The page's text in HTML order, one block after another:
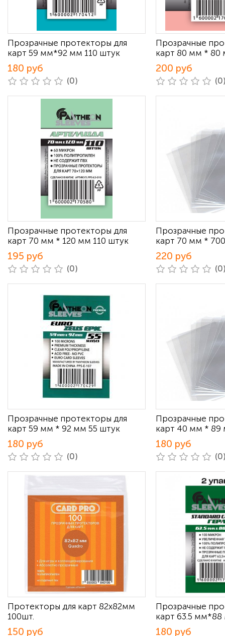
Прозрачные протекторы для
карт 59 мм*92 мм 110 штук
180 руб
(0)
Прозрачные
карт 80 мм * 80
200 руб
Прозрачные протекторы для
карт 70 мм * 120 мм 110 штук
195 руб
(0)
Прозрачные
карт 70 мм *
220 руб
Прозрачные протекторы для
карт 59 мм * 92 мм 55 штук
180 руб
(0)
Прозрачные
карт 40 мм * 89
180 руб
Протекторы для карт 82х82мм
100шт.
150 руб
Прозрачные
карт 63.5
180 руб